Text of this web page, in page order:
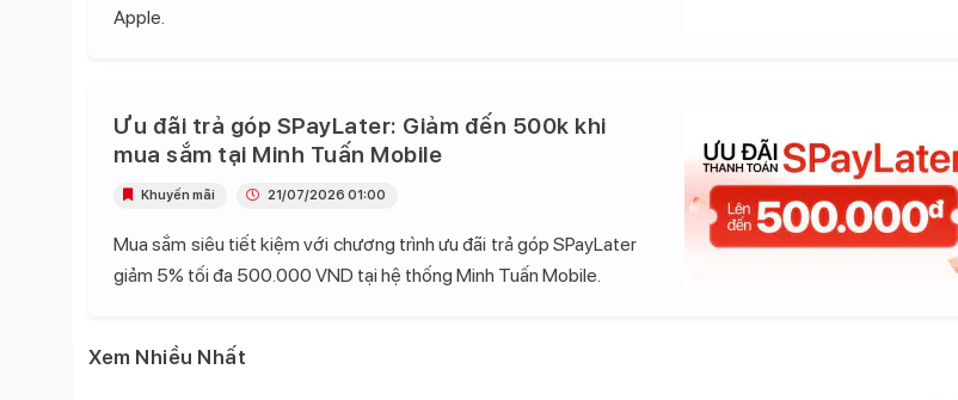
Apple.
Ưu đãi trả góp SPayLater: Giảm đến 500k khi
mua sắm tại Minh Tuấn Mobile
Mua sắm siêu tiết kiệm với chương trình ưu đãi trả góp SPayLater
giảm 5% tối đa 500.000 VND tại hệ thống Minh Tuấn Mobile.
Khuyến mãi 21/07/2026 01:00
Xem Nhiều Nhất